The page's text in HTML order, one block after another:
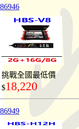
86946
挑戰全國最低價
$18,220
86949